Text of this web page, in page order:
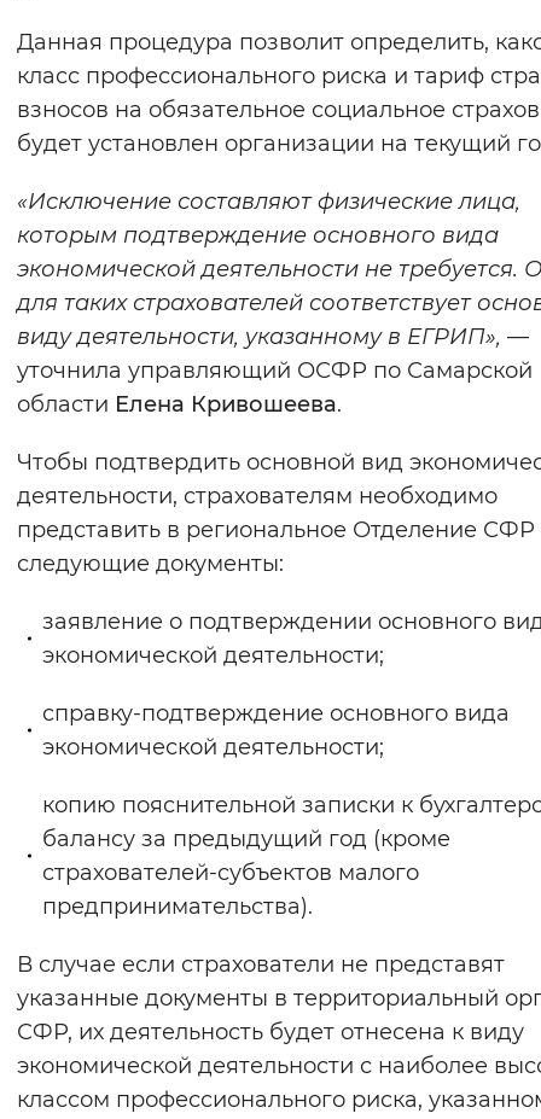
Вернуть стандартные настройки
Данная процедура позволит определить,
класс профессионального риска и тариф
взносов на обязательное социальное
будет установлен организации на текущий
«Исключение составляют физические лица,
которым подтверждение основного вида
экономической деятельности не требуется.
для таких страхователей соответствует
виду деятельности, указанному в ЕГРИП», —
уточнила управляющий ОСФР по Самарской
области Елена Кривошеева.
Чтобы подтвердить основной вид
деятельности, страхователям необходимо
представить в региональное Отделение СФР
следующие документы:
заявление о подтверждении основного
экономической деятельности;
справку-подтверждение основного вида
экономической деятельности;
копию пояснительной записки к
балансу за предыдущий год (кроме
страхователей-субъектов малого
предпринимательства).
В случае если страхователи не представят
указанные документы в территориальный
СФР, их деятельность будет отнесена к виду
экономической деятельности с наиболее
классом профессионального риска,